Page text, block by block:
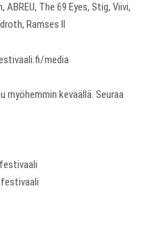
The 69 Eyes, Stig, Viivi,
Ramses II
media
myöhemmin keväällä. Seuraa